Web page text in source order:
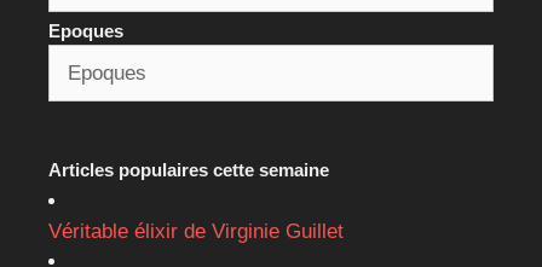
Epoques
Articles populaires cette semaine
Véritable élixir de Virginie Guillet